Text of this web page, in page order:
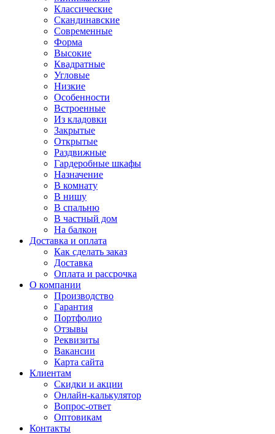
Классические
Скандинавские
Современные
Форма
Высокие
Квадратные
Угловые
Низкие
Особенности
Встроенные
Из кладовки
Закрытые
Открытые
Раздвижные
Гардеробные шкафы
Назначение
В комнату
В нишу
В спальню
В частный дом
На балкон
Доставка и оплата
Как сделать заказ
Доставка
Оплата и рассрочка
О компании
Производство
Гарантия
Портфолио
Отзывы
Реквизиты
Вакансии
Карта сайта
Клиентам
Скидки и акции
Онлайн-калькулятор
Вопрос-ответ
Оптовикам
Контакты